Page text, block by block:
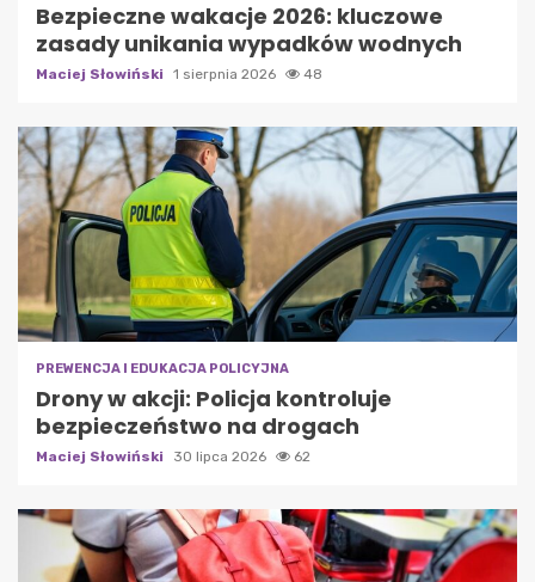
Bezpieczne wakacje 2026: kluczowe
zasady unikania wypadków wodnych
Maciej Słowiński 1 sierpnia 2026 48
PREWENCJA I EDUKACJA POLICYJNA
Drony w akcji: Policja kontroluje
bezpieczeństwo na drogach
Maciej Słowiński 30 lipca 2026 62